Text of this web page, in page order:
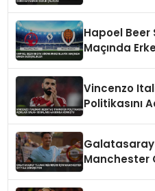
Hapoel Beer
Maçında
Vincenzo
Politikasını
Galatasaray
Manchester